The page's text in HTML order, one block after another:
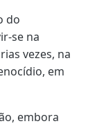
do
se na
vezes, na
em
embora